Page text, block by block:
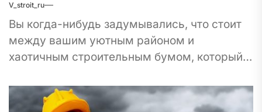
V_stroit_ru
Вы когда-нибудь задумывались, что стоит
между вашим уютным районом и
хаотичным строительным бумом, который
показаться, что города растут сами...